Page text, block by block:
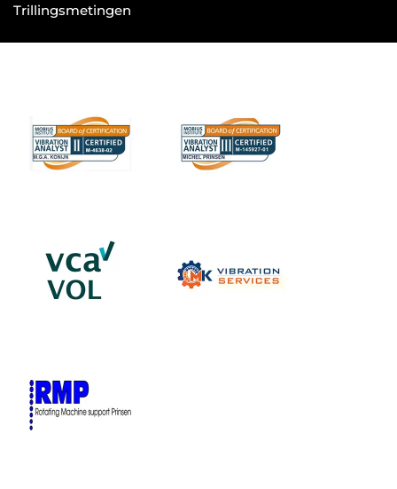
Trillingsmetingen